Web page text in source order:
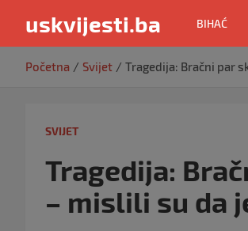
uskvijesti.ba BIHAĆ
Početna Svijet Tragedija: Bračni par
SVIJET
Tragedija:
– mislili su da